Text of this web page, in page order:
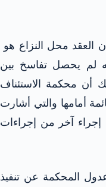
العقد محل النزاع هو
لم يحصل تفاسخ بين
أن محكمة الاستئناف
أمامها والتي أشارت
إجراء آخر من إجراءات
المحكمة عن تنفيذ